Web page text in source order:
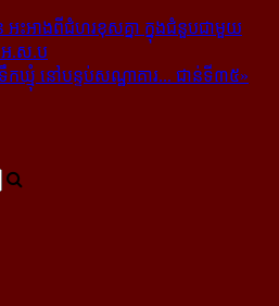
ះអាង​ពី​ជំហរ​ខុស​គ្នា ក្នុង​ជំនួប​ជាមួយ​
អ.ស.ប
ទឹកឃ្មុំ នៅបន្ទប់សណ្ឋាគារ... ជាន់ទី៣៥»